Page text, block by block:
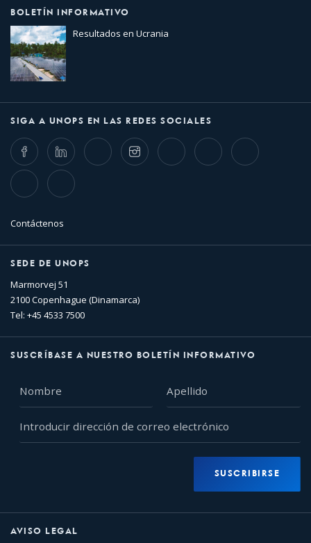
BOLETÍN INFORMATIVO
Resultados en Ucrania
SIGA A UNOPS EN LAS REDES SOCIALES
FacebookLinkedIn Twitter InstagramWhatsappBluesky Threads
TikTok Flickr
Contáctenos
SEDE DE UNOPS
Marmorvej 51
2100 Copenhague (Dinamarca)
Tel: +45 4533 7500
SUSCRÍBASE A NUESTRO BOLETÍN INFORMATIVO
dirección
SUSCRIBIRSE
AVISO LEGAL